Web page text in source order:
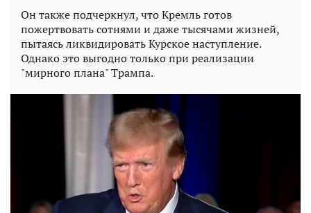
Он также подчеркнул, что Кремль готов
пожертвовать сотнями и даже тысячами жизней,
пытаясь ликвидировать Курское наступление.
Однако это выгодно только при реализации
"мирного плана" Трампа.